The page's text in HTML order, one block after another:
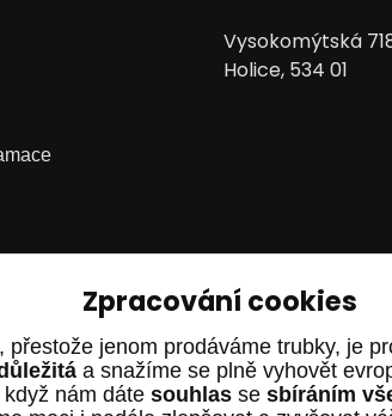
Vysokomýtská
Holice, 534 01
Zpracování cookies
přestože jenom prodáváme trubky, je
a snažíme se plně vyhovět
nám dáte souhlasse sbíráním